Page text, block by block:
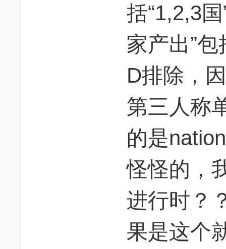
括“1,2,3
家产出”包
D排除，
第三人称
的是
怪怪的，
进行时？
果是这个